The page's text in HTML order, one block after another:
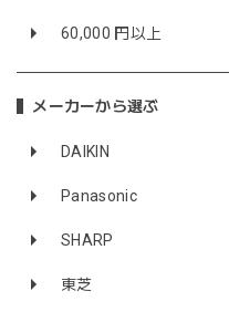
60,000 円以上
メーカーから選ぶ
DAIKIN
Panasonic
SHARP
東芝